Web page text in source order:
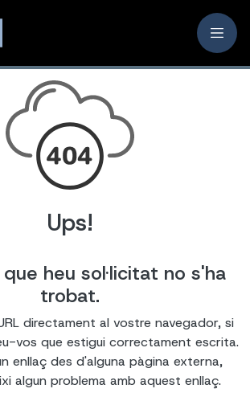
Ups!
heu sol·licitat no s'ha
trobat.
directament al vostre navegador, si
vos que estigui correctament escrita.
enllaç des d'alguna pàgina externa,
algun problema amb aquest enllaç.